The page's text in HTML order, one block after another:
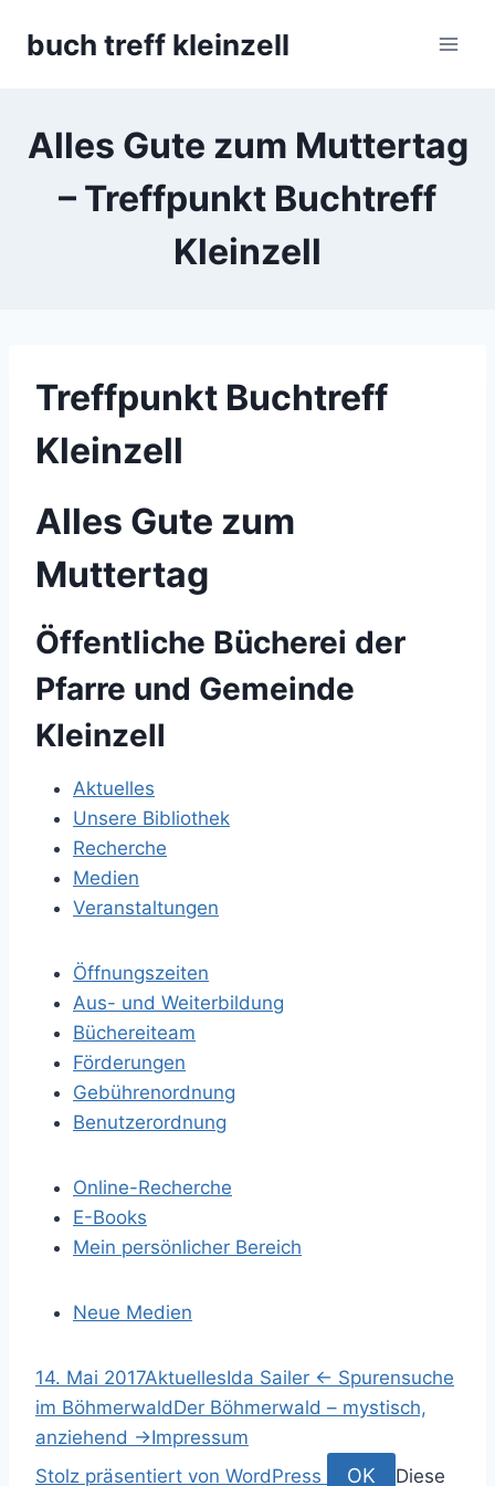
buch treff kleinzell
Alles Gute zum Muttertag
– Treffpunkt Buchtreff
Kleinzell
Treffpunkt Buchtreff
Kleinzell
Alles Gute zum
Muttertag
B
e
i
a
g
s
N
a
v
a
t
Öffentliche Bücherei der
Pfarre und Gemeinde
Kleinzell
Aktuelles
Unsere Bibliothek
Recherche
Medien
Veranstaltungen
Öffnungszeiten
Aus- und Weiterbildung
Büchereiteam
Förderungen
Gebührenordnung
Benutzerordnung
Online-Recherche
E-Books
Mein persönlicher Bereich
Neue Medien
S
p
r
i
14. Mai 2017AktuellesIda Sailer ← Spurensuche
im BöhmerwaldDer Böhmerwald – mystisch,
anziehend →Impressum
Stolz präsentiert von WordPress
OK
S
Diese